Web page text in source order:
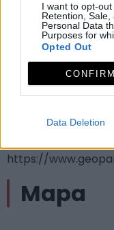
I want to opt-out
Retention,
Personal Data
Purposes for
Opted Out
CONFIRM
Data Deletion
sureste las Rañas
folletos de estos
interpretación del
https://
Mapa